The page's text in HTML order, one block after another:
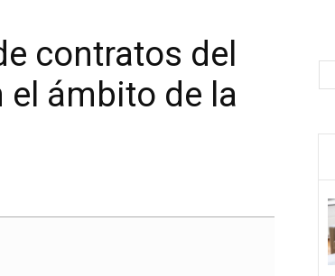
contratos del
ámbito de la